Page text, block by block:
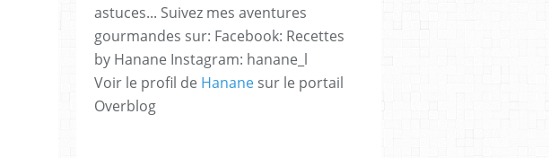
astuces... Suivez mes aventures
gourmandes sur: Facebook: Recettes
by Hanane Instagram: hanane_l
Voir le profil de Hanane sur le portail
Overblog